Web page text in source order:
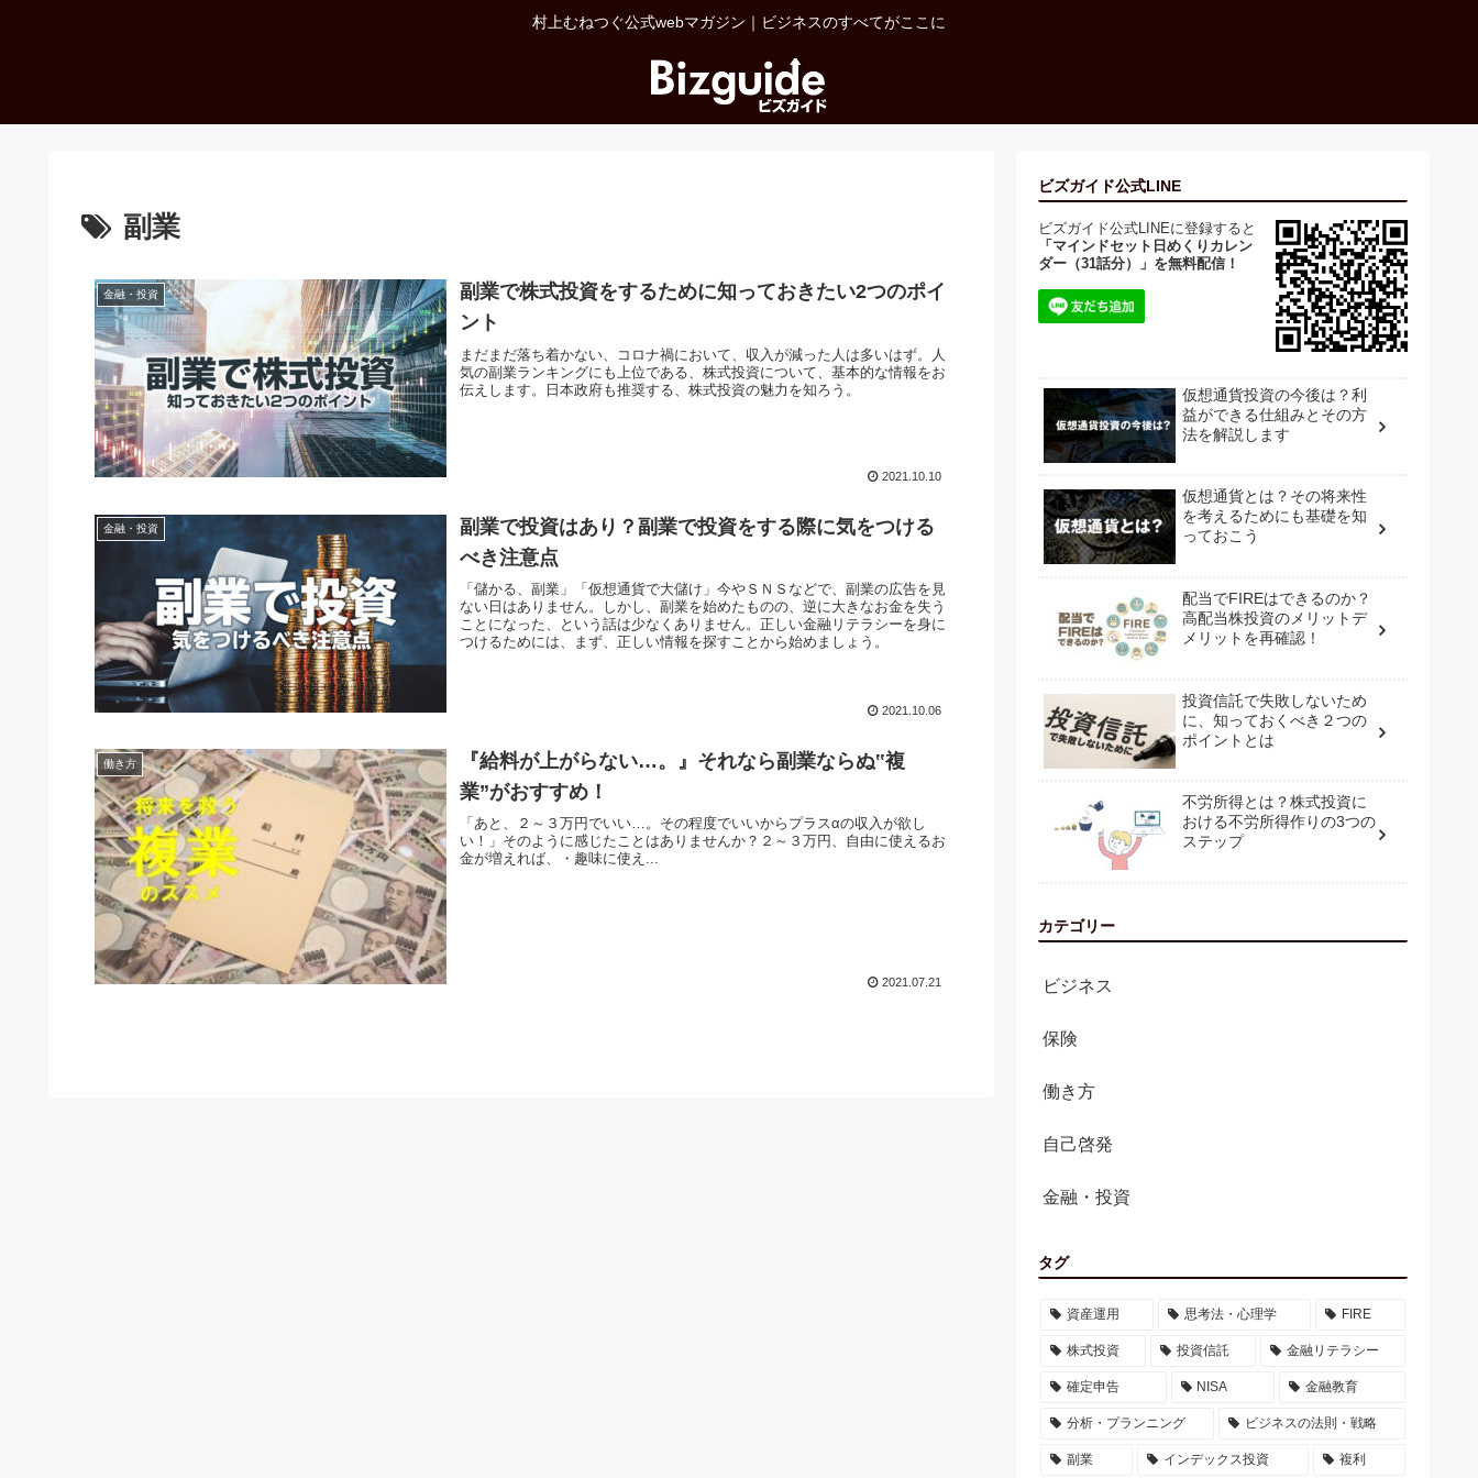
村上むねつぐ公式webマガジン｜ビジネスのすべてがここに
副業
金融・投資
副業で株式投資をするために知っておきたい2つのポイ
ント
まだまだ落ち着かない、コロナ禍において、収入が減った人は多いはず。人
気の副業ランキングにも上位である、株式投資について、基本的な情報をお
伝えします。日本政府も推奨する、株式投資の魅力を知ろう。
2021.10.10
金融・投資
副業で投資はあり？副業で投資をする際に気をつける
べき注意点
「儲かる、副業」「仮想通貨で大儲け」今やＳＮＳなどで、副業の広告を見
ない日はありません。しかし、副業を始めたものの、逆に大きなお金を失う
ことになった、という話は少なくありません。正しい金融リテラシーを身に
つけるためには、まず、正しい情報を探すことから始めましょう。
2021.10.06
働き方
『給料が上がらない…。』それなら副業ならぬ‟複
業”がおすすめ！
「あと、２～３万円でいい…。その程度でいいからプラスαの収入が欲し
い！」そのように感じたことはありませんか？２～３万円、自由に使えるお
金が増えれば、・趣味に使え...
2021.07.21
ビズガイド公式LINE
ビズガイド公式LINEに登録すると
「マインドセット日めくりカレン
ダー（31話分）」を無料配信！
仮想通貨投資の今後は？利
益ができる仕組みとその方
法を解説します
仮想通貨とは？その将来性
を考えるためにも基礎を知
っておこう
配当でFIREはできるのか？
高配当株投資のメリットデ
メリットを再確認！
投資信託で失敗しないため
に、知っておくべき２つの
ポイントとは
不労所得とは？株式投資に
おける不労所得作りの3つの
ステップ
カテゴリー
ビジネス
保険
働き方
自己啓発
金融・投資
タグ
資産運用 思考法・心理学 FIRE
株式投資 投資信託 金融リテラシー
確定申告 NISA 金融教育
分析・プランニング ビジネスの法則・戦略
副業 インデックス投資 複利